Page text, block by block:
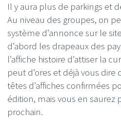
Il y aura plus de parkings et
Au niveau des groupes, on
système d’annonce sur le
d’abord les drapeaux des
l’affiche histoire d’attiser la
peut d’ores et déjà vous
têtes d’affiches confirmées
édition, mais vous en
prochain.